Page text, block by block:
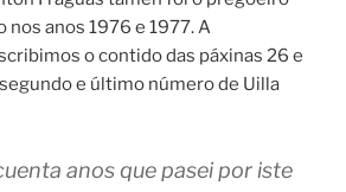
nos anos 1976 e 1977. A
o contido das páxinas 26 e
e último número de Uilla
anos que pasei por iste